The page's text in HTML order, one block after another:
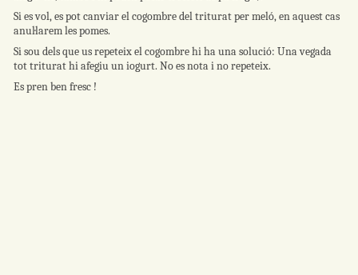
Si es vol, es pot canviar el cogombre del triturat per meló, en aquest cas
anul·larem les pomes.
Si sou dels que us repeteix el cogombre hi ha una solució: Una vegada
tot triturat hi afegiu un iogurt. No es nota i no repeteix.
Es pren ben fresc !